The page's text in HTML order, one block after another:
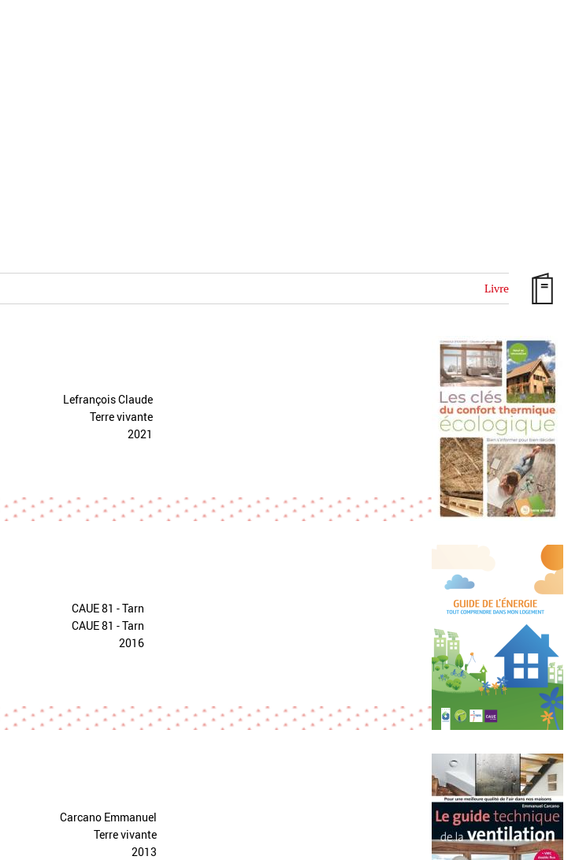
Livre
Lefrançois Claude
Terre vivante
2021
CAUE 81 - Tarn
CAUE 81 - Tarn
2016
Carcano Emmanuel
Terre vivante
2013